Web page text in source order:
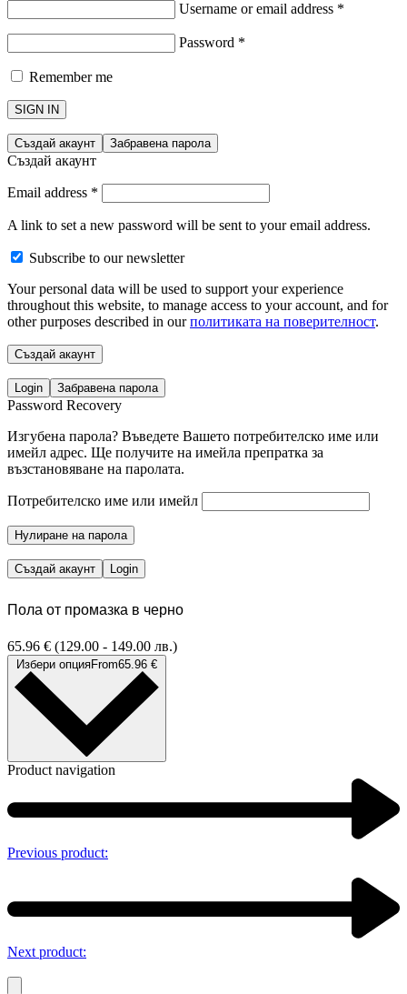
Username or email address *
Password *
Remember me
SIGN IN
Създай акаунт Забравена парола
Създай акаунт
Email address *
A link to set a new password will be sent to your email address.
Subscribe to our newsletter
Your personal data will be used to support your experience
throughout this website, to manage access to your account, and for
other purposes described in ourполитиката на поверителност.
Създай акаунт
Login Забравена парола
Password Recovery
Изгубена парола? Въведете Вашето потребителско име или
имейл адрес. Ще получите на имейла препратка за
възстановяване на паролата.
Потребителско име или имейл
Нулиране на парола
Създай акаунт Login
Пола от промазка в черно
65.96 € (129.00 - 149.00 лв.)
Избери опцияFrom65.96 €
Product navigation
Previous product:
Next product: